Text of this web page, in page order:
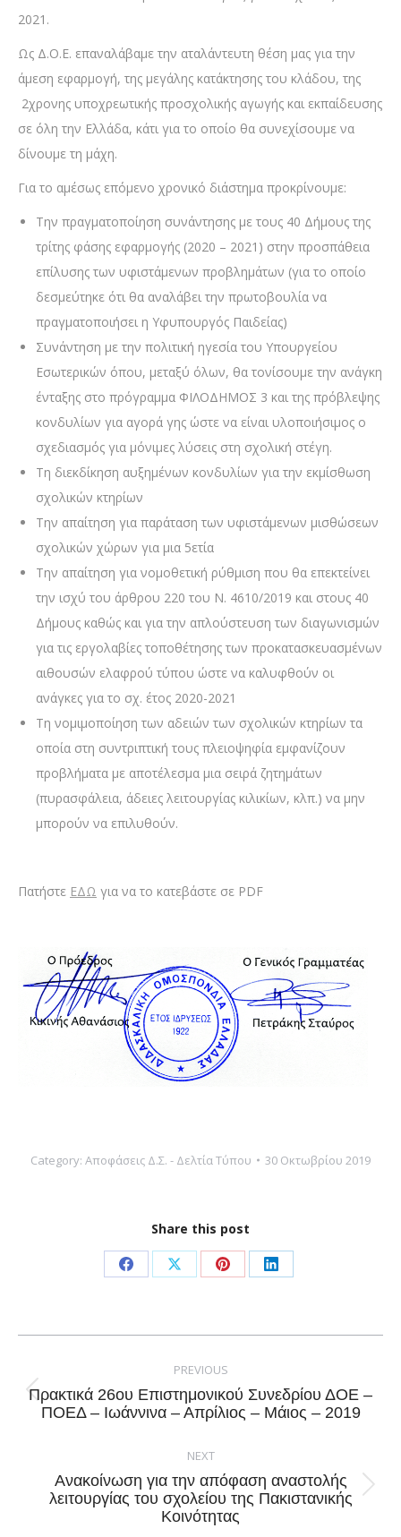
2021.
Ως Δ.Ο.Ε. επαναλάβαμε την αταλάντευτη θέση μας για την
άμεση εφαρμογή, της μεγάλης κατάκτησης του κλάδου, της
2χρονης υποχρεωτικής προσχολικής αγωγής και εκπαίδευσης
σε όλη την Ελλάδα, κάτι για το οποίο θα συνεχίσουμε να
δίνουμε τη μάχη.
Για το αμέσως επόμενο χρονικό διάστημα προκρίνουμε:
Την πραγματοποίηση συνάντησης με τους 40 Δήμους της
τρίτης φάσης εφαρμογής (2020 – 2021) στην προσπάθεια
επίλυσης των υφιστάμενων προβλημάτων (για το οποίο
δεσμεύτηκε ότι θα αναλάβει την πρωτοβουλία να
πραγματοποιήσει η Υφυπουργός Παιδείας)
Συνάντηση με την πολιτική ηγεσία του Υπουργείου
Εσωτερικών όπου, μεταξύ όλων, θα τονίσουμε την ανάγκη
ένταξης στο πρόγραμμα ΦΙΛΟΔΗΜΟΣ 3 και της πρόβλεψης
κονδυλίων για αγορά γης ώστε να είναι υλοποιήσιμος ο
σχεδιασμός για μόνιμες λύσεις στη σχολική στέγη.
Τη διεκδίκηση αυξημένων κονδυλίων για την εκμίσθωση
σχολικών κτηρίων
Την απαίτηση για παράταση των υφιστάμενων μισθώσεων
σχολικών χώρων για μια 5ετία
Την απαίτηση για νομοθετική ρύθμιση που θα επεκτείνει
την ισχύ του άρθρου 220 του Ν. 4610/2019 και στους 40
Δήμους καθώς και για την απλούστευση των διαγωνισμών
για τις εργολαβίες τοποθέτησης των προκατασκευασμένων
αιθουσών ελαφρού τύπου ώστε να καλυφθούν οι
ανάγκες για το σχ. έτος 2020-2021
Τη νομιμοποίηση των αδειών των σχολικών κτηρίων τα
οποία στη συντριπτική τους πλειοψηφία εμφανίζουν
προβλήματα με αποτέλεσμα μια σειρά ζητημάτων
(πυρασφάλεια, άδειες λειτουργίας κιλικίων, κλπ.) να μην
μπορούν να επιλυθούν.
Πατήστε ΕΔΩ για να το κατεβάστε σε PDF
Category: Αποφάσεις Δ.Σ. - Δελτία Τύπου 30 Οκτωβρίου 2019
Share this post
Share
Facebook
Share
X
Share
Pinterest
Share
LinkedIn
navigation
PREVIOUS
Previous
post:
Πρακτικά 26ου Επιστημονικού Συνεδρίου ΔΟΕ –
ΠΟΕΔ – Ιωάννινα – Απρίλιος – Μάιος – 2019
NEXT
Next
post:
Ανακοίνωση για την απόφαση αναστολής
λειτουργίας του σχολείου της Πακιστανικής
Κοινότητας